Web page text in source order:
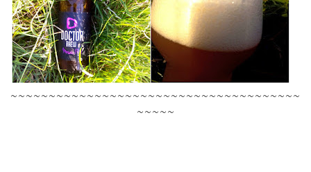
~~~~~~~~~~~~~~~~~~~~~~~~~~~~~~~~~~~~~~
~~~~~